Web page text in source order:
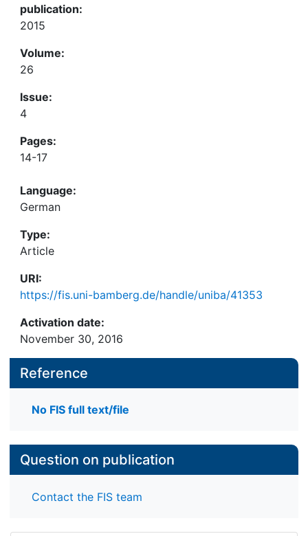
publication:
2015
Volume:
26
Issue:
4
Pages:
14-17
Language:
German
Type:
Article
URI:
https://fis.uni-bamberg.de/handle/uniba/41353
Activation date:
November 30, 2016
Reference
No FIS full text/file
Question on publication
Contact the FIS team